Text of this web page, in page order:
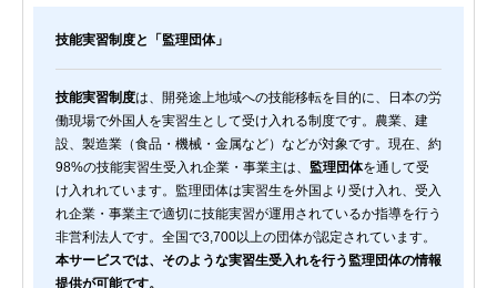
技能実習制度と「監理団体」
技能実習制度は、開発途上地域への技能移転を目的に、日本の労
働現場で外国人を実習生として受け入れる制度です。農業、建
設、製造業（食品・機械・金属など）などが対象です。現在、約
98%の技能実習生受入れ企業・事業主は、 監理団体を通して受
け入れれています。監理団体は実習生を外国より受け入れ、受入
れ企業・事業主で適切に技能実習が運用されているか指導を行う
非営利法人です。全国で3,700以上の団体が認定されています。
本サービスでは、そのような実習生受入れを行う監理団体の情報
提供が可能です。